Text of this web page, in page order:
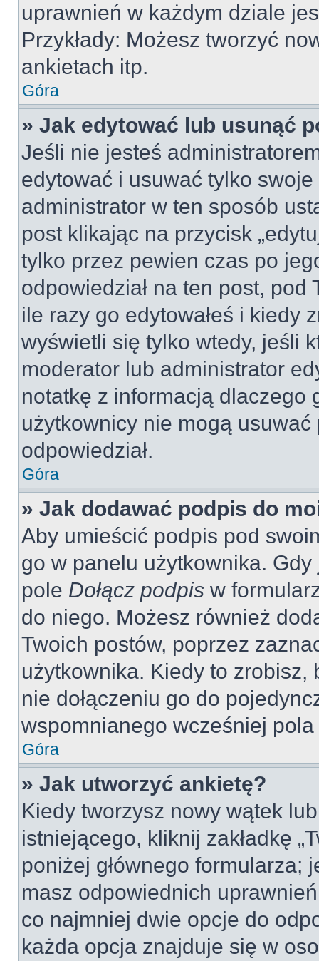
uprawnień w każdym dziale
Przykłady: Możesz tworzyć
ankietach itp.
Góra
» Jak edytować lub usunąć
Jeśli nie jesteś
edytować i usuwać tylko
administrator w ten sposób
post klikając na przycisk
tylko przez pewien czas po
odpowiedział na ten post,
ile razy go edytowałeś i kiedy
wyświetli się tylko wtedy, jeśli
moderator lub administrator
notatkę z informacją dlaczego
użytkownicy nie mogą
odpowiedział.
Góra
» Jak dodawać podpis do
Aby umieścić podpis pod
go w panelu użytkownika.
pole Dołącz podpis w
do niego. Możesz również
Twoich postów, poprzez
użytkownika. Kiedy to zrobisz,
nie dołączeniu go do
wspomnianego wcześniej
Góra
» Jak utworzyć ankietę?
Kiedy tworzysz nowy wątek
istniejącego, kliknij zakładkę
poniżej głównego formularza;
masz odpowiednich
co najmniej dwie opcje do
każda opcja znajduje się w